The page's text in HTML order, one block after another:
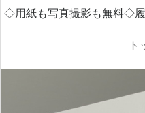
◇用紙も写真撮影も無料◇
ト